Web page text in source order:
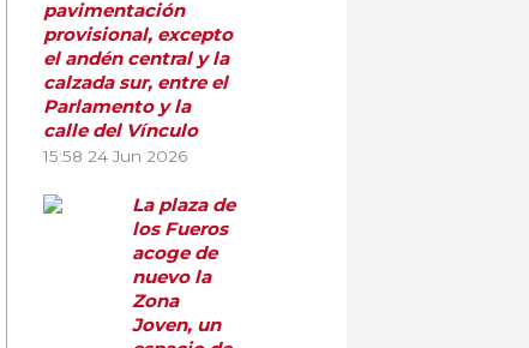
pavimentación
provisional, excepto
el andén central y la
calzada sur, entre el
Parlamento y la
calle del Vínculo
15:58 24 Jun 2026
La plaza de
los Fueros
acoge de
nuevo la
Zona
Joven, un